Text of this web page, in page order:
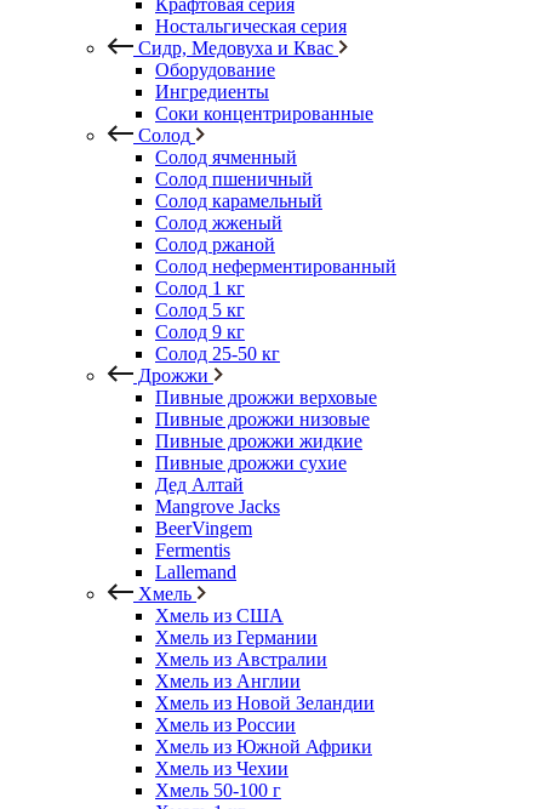
Крафтовая серия
Ностальгическая серия
Сидр, Медовуха и Квас
Оборудование
Ингредиенты
Соки концентрированные
Солод
Солод ячменный
Солод пшеничный
Солод карамельный
Солод жженый
Солод ржаной
Солод неферментированный
Солод 1 кг
Солод 5 кг
Солод 9 кг
Солод 25-50 кг
Дрожжи
Пивные дрожжи верховые
Пивные дрожжи низовые
Пивные дрожжи жидкие
Пивные дрожжи сухие
Дед Алтай
Mangrove Jacks
BeerVingem
Fermentis
Lallemand
Хмель
Хмель из США
Хмель из Германии
Хмель из Австралии
Хмель из Англии
Хмель из Новой Зеландии
Хмель из России
Хмель из Южной Африки
Хмель из Чехии
Хмель 50-100 г